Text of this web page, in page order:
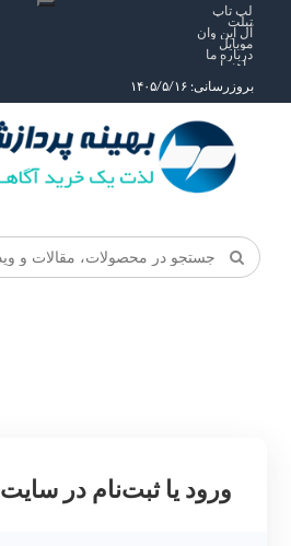
لپ تاپ
تبلت
آل این وان
موبایل
درباره ما
راهنما
بروزرسانی: ۱۴۰۵/۵/۱۶
ورود یا ثبت‌نام در سایت